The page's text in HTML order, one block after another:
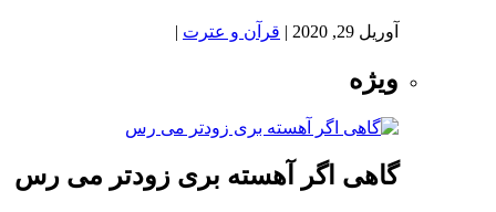
آوریل 29, 2020 | قرآن و عترت |
ویژه
گاهی اگر آهسته بری زودتر می رس